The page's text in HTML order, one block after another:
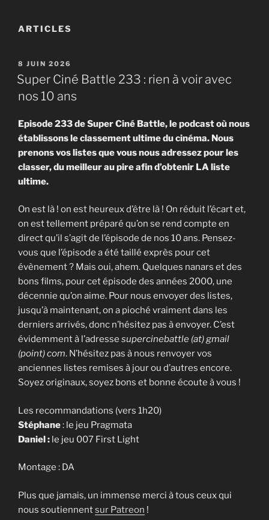
ARTICLES
PUBLIÉ
LE
8 JUIN 2026
Super Ciné Battle 233 : rien à voir avec
nos 10 ans
Episode 233 de Super Ciné Battle, le podcast où nous
établissons le classement ultime du cinéma. Nous
prenons vos listes que vous nous adressez pour les
classer, du meilleur au pire afin d’obtenir LA liste
ultime.
On est là ! on est heureux d’être là ! On réduit l’écart et,
on est tellement préparé qu’on se rend compte en
direct qu’il s’agit de l’épisode de nos 10 ans. Pensez-
vous que l’épisode a été taillé exprès pour cet
évènement ? Mais oui, ahem. Quelques nanars et des
bons films, pour cet épisode des années 2000, une
décennie qu’on aime. Pour nous envoyer des listes,
jusqu’à maintenant, on a pioché vraiment dans les
derniers arrivés, donc n’hésitez pas à envoyer. C’est
évidemment à l’adresse supercinebattle (at) gmail
(point) com. N’hésitez pas à nous renvoyer vos
anciennes listes remises à jour ou d’autres encore.
Soyez originaux, soyez bons et bonne écoute à vous !
Les recommandations (vers 1h20)
Stéphane: le jeu Pragmata
Daniel : le jeu 007 First Light
Montage : DA
Plus que jamais, un immense merci à tous ceux qui
nous soutiennentsur Patreon !